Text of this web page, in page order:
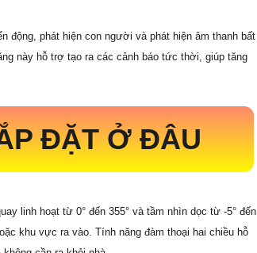
động, phát hiện con người và phát hiện âm thanh bất
này hỗ trợ tạo ra các cảnh báo tức thời, giúp tăng
ĐẶT Ở ĐÂU
linh hoạt từ 0° đến 355° và tầm nhìn dọc từ -5° đến
khu vực ra vào. Tính năng đàm thoại hai chiều hỗ